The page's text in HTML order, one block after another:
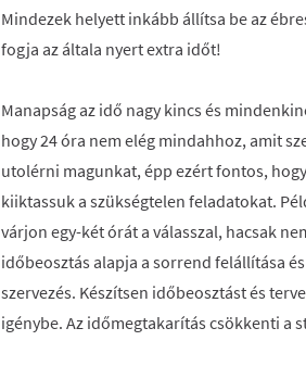
Mindezek helyett inkább állítsa be az
fogja az általa nyert extra időt!
Manapság az idő nagy kincs és
hogy 24 óra nem elég mindahhoz, amit
utolérni magunkat, épp ezért fontos,
kiiktassuk a szükségtelen feladatokat.
várjon egy-két órát a válasszal, hacsak
időbeosztás alapja a sorrend felállítása
szervezés. Készítsen időbeosztást és
igénybe. Az időmegtakarítás csökkenti a